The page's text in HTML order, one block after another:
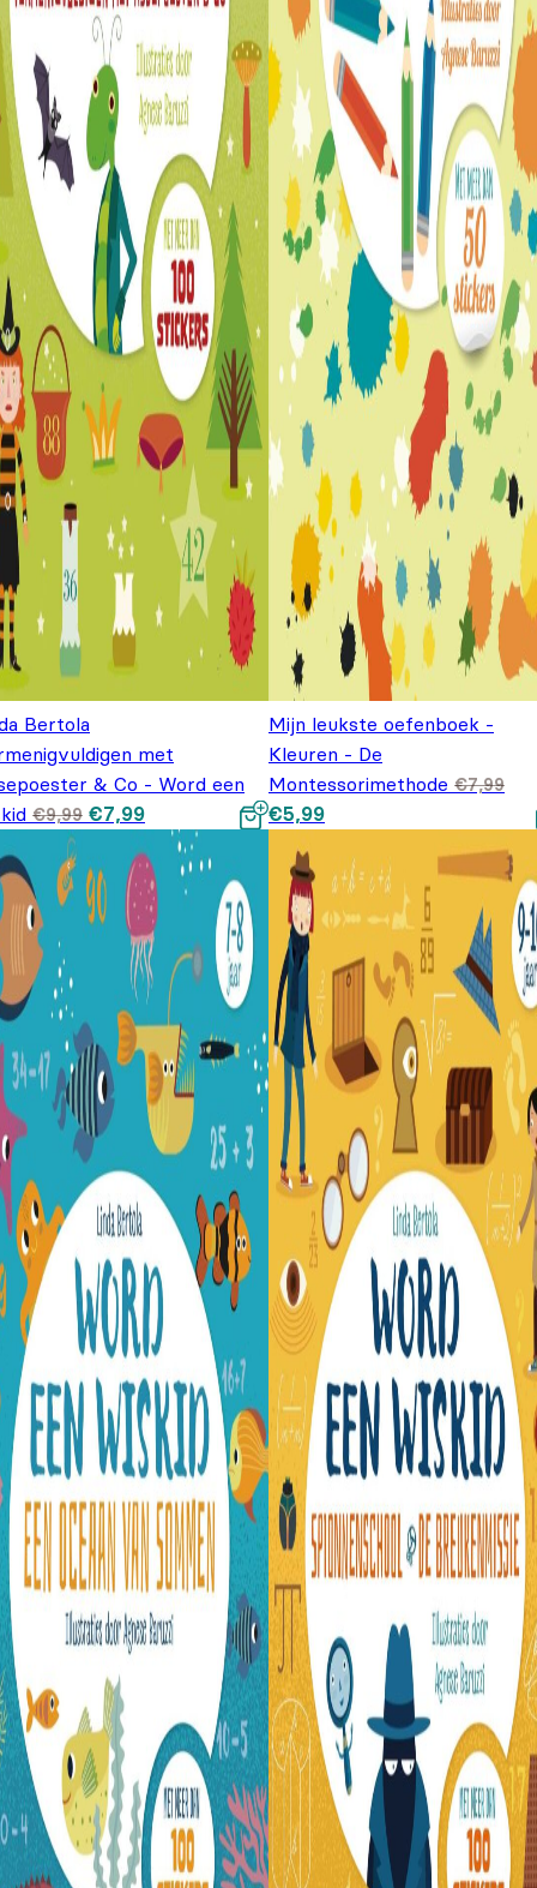
Bertola
met
& Co - Word een
€9,99 Oorspronkelijke
prijs was: €9,99.
€7,99Huidige prijs
is: €7,99.
Mijn leukste oefenboek -
Kleuren - De
Montessorimethode €7,99
Oorspronkelijke prijs was:
€7,99.
€5,99Huidige prijs is: €5,99.